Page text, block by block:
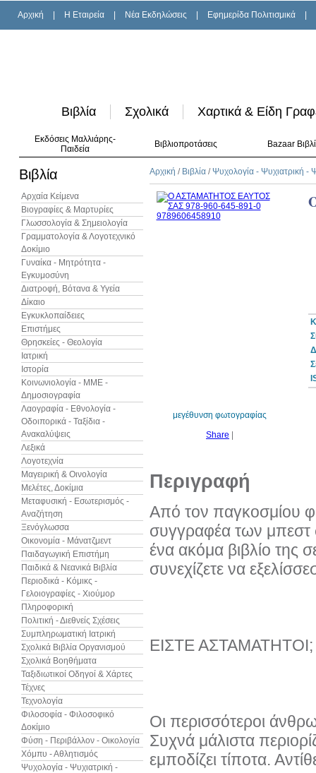
Αρχική H Εταιρεία Νέα Εκδηλώσεις Εφημερίδα Πολιτισμικά
Βιβλία Σχολικά Χαρτικά & Είδη
Εκδόσεις Μαλλιάρης-
Παιδεία
Βιβλιοπροτάσεις Bazaar
Βιβλία
Αρχαία Κείμενα
Βιογραφίες & Μαρτυρίες
Γλωσσολογία & Σημειολογία
Γραμματολογία & Λογοτεχνικό
Δοκίμιο
Γυναίκα - Μητρότητα -
Εγκυμοσύνη
Διατροφή, Βότανα & Υγεία
Δίκαιο
Εγκυκλοπαίδειες
Επιστήμες
Θρησκείες - Θεολογία
Ιατρική
Ιστορία
Κοινωνιολογία - ΜΜΕ -
Δημοσιογραφία
Λαογραφία - Εθνολογία -
Οδοιπορικά - Ταξίδια -
Ανακαλύψεις
Λεξικά
Λογοτεχνία
Μαγειρική & Οινολογία
Μελέτες, Δοκίμια
Μεταφυσική - Εσωτερισμός -
Αναζήτηση
Ξενόγλωσσα
Οικονομία - Μάνατζμεντ
Παιδαγωγική Επιστήμη
Παιδικά & Νεανικά Βιβλία
Περιοδικά - Κόμικς -
Γελοιογραφίες - Χιούμορ
Πληροφορική
Πολιτική - Διεθνείς Σχέσεις
Συμπληρωματική Ιατρική
Σχολικά Βιβλία Οργανισμού
Σχολικά Βοηθήματα
Ταξιδιωτικοί Οδηγοί & Χάρτες
Τέχνες
Τεχνολογία
Φιλοσοφία - Φιλοσοφικό
Δοκίμιο
Φύση - Περιβάλλον - Οικολογία
Χόμπυ - Αθλητισμός
Ψυχολογία - Ψυχιατρική -
Αρχική / Βιβλία /Ψυχολογία - Ψυχιατρική -
μεγέθυνση φωτογραφίας
Share
Περιγραφή
Από τον παγκοσμίου
συγγραφέα των μπεστ
ένα ακόμα βιβλίο της
συνεχίζετε να
ΕΙΣΤΕ ΑΣΤΑΜΑΤΗΤΟΙ;
Οι περισσότεροι
Συχνά μάλιστα
εμποδίζει τίποτα.